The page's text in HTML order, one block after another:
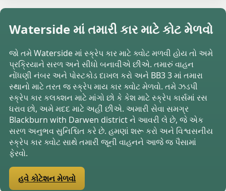
Waterside માં તમારી કાર માટે કોટ મેળવો
જો તમે Waterside માં સ્ક્રેપ કાર માટે ક્વોટ મળવી હોય તો અમે
પ્રક્રિયાને સરળ અને સીધો બનાવીએ છીએ. તમારું વાહન
નોંધણી નંબર અને પોસ્ટકોડ દાખલ કરો અને BB3 3 માં તમારા
સ્થાનો માટે તરત જ સ્ક્રેપ માય કાર ક્વોટ મેળવો. તમે ઝડપી
સ્ક્રેપ કાર કલક્શન માટે માંગો છો કે કેશ માટે સ્ક્રેપ કાર્સમાં રસ
ધરાવ છો, અમે મદદ માટે અહીં છીએ. અમારી સેવા સમગ્ર
Blackburn with Darwen district ને આવરી લે છે, જે એક
સરળ અનુભવ સુનિશ્ચિત કરે છે. હમણાં શરૂ કરો અને વિશ્વસનીય
સ્ક્રેપ કાર ક્વોટ સાથે તમારી જૂની વાહનને આજે જ પૈસામાં
ફેરવો.
હવે કોટેશન મેળવો